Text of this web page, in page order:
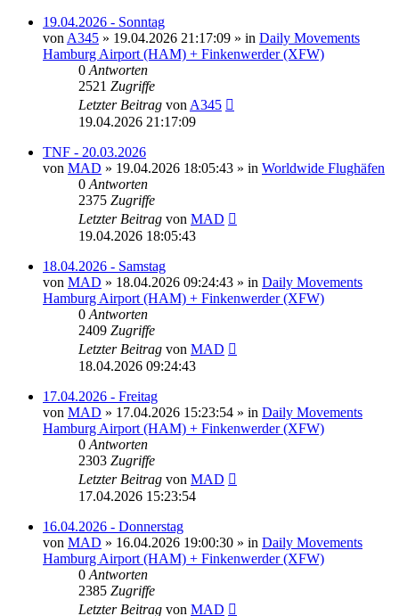
19.04.2026 - Sonntag
von A345 » 19.04.2026 21:17:09 » in Daily Movements
Hamburg Airport (HAM) + Finkenwerder (XFW)
0 Antworten
2521 Zugriffe
Letzter Beitrag von A345
19.04.2026 21:17:09
TNF - 20.03.2026
von MAD » 19.04.2026 18:05:43 » in Worldwide Flughäfen
0 Antworten
2375 Zugriffe
Letzter Beitrag von MAD
19.04.2026 18:05:43
18.04.2026 - Samstag
von MAD » 18.04.2026 09:24:43 » in Daily Movements
Hamburg Airport (HAM) + Finkenwerder (XFW)
0 Antworten
2409 Zugriffe
Letzter Beitrag von MAD
18.04.2026 09:24:43
17.04.2026 - Freitag
von MAD » 17.04.2026 15:23:54 » in Daily Movements
Hamburg Airport (HAM) + Finkenwerder (XFW)
0 Antworten
2303 Zugriffe
Letzter Beitrag von MAD
17.04.2026 15:23:54
16.04.2026 - Donnerstag
von MAD » 16.04.2026 19:00:30 » in Daily Movements
Hamburg Airport (HAM) + Finkenwerder (XFW)
0 Antworten
2385 Zugriffe
Letzter Beitrag von MAD